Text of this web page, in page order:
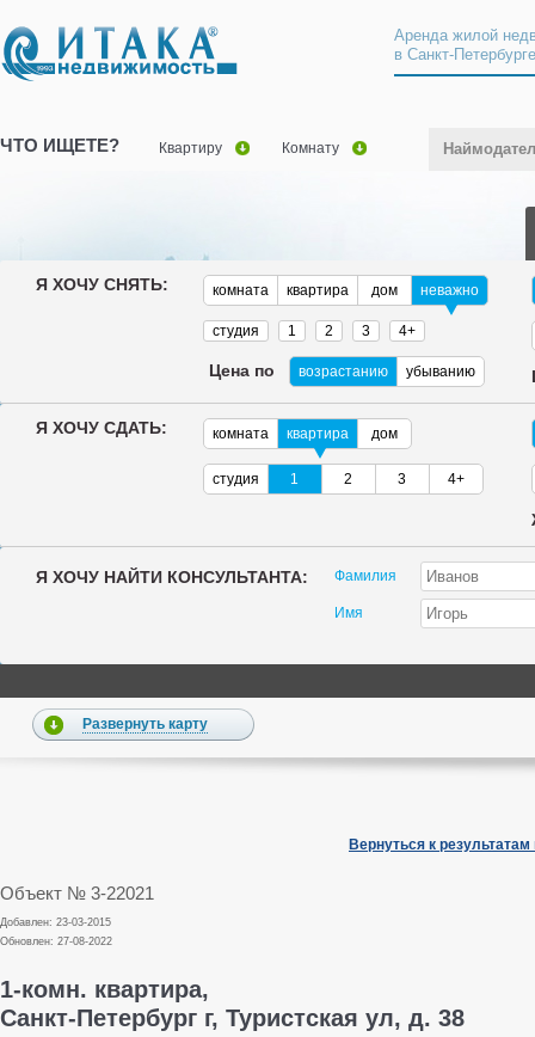
Аренда жилой
в Санкт-
ЧТО ИЩЕТЕ? Квартиру Комнату
Я ХОЧУ СНЯТЬ: комната квартира дом неважно
студия 1 2 3 4+
Цена по возрастанию убыванию
Я ХОЧУ СДАТЬ: комната квартира дом
студия 1 2 3 4+
Я ХОЧУ НАЙТИ КОНСУЛЬТАНТА: Фамилия
Имя
Развернуть карту
Вернуться к результатам
Объект № 3-22021
Добавлен: 23-03-2015
Обновлен: 27-08-2022
1-комн. квартира,
Санкт-Петербург г, Туристская ул, д. 38